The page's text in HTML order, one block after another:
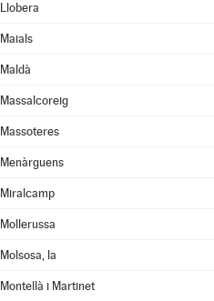
Llobera
Maials
Maldà
Massalcoreig
Massoteres
Menàrguens
Miralcamp
Mollerussa
Molsosa, la
Montellà i Martinet